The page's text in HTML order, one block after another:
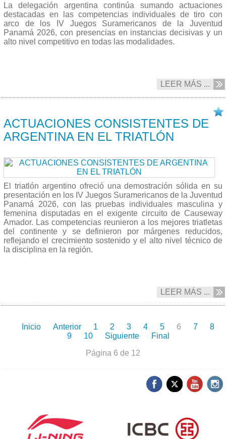
La delegación argentina continúa sumando actuaciones
destacadas en las competencias individuales de tiro con
arco de los IV Juegos Suramericanos de la Juventud
Panamá 2026, con presencias en instancias decisivas y un
alto nivel competitivo en todas las modalidades.
LEER MÁS ...
ACTUACIONES CONSISTENTES DE
ARGENTINA EN EL TRIATLÓN
El triatlón argentino ofreció una demostración sólida en su
presentación en los IV Juegos Suramericanos de la Juventud
Panamá 2026, con las pruebas individuales masculina y
femenina disputadas en el exigente circuito de Causeway
Amador. Las competencias reunieron a los mejores triatletas
del continente y se definieron por márgenes reducidos,
reflejando el crecimiento sostenido y el alto nivel técnico de
la disciplina en la región.
LEER MÁS ...
Inicio Anterior 1 2 3 4 5 6 7
8
9
10 Siguiente
Final
Página 6 de 12